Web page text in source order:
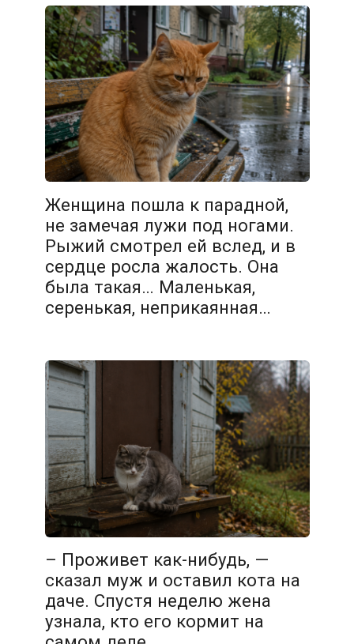
Женщина пошла к парадной,
не замечая лужи под ногами.
Рыжий смотрел ей вслед, и в
сердце росла жалость. Она
была такая… Маленькая,
серенькая, неприкаянная…
– Проживет как-нибудь, —
сказал муж и оставил кота на
даче. Спустя неделю жена
узнала, кто его кормит на